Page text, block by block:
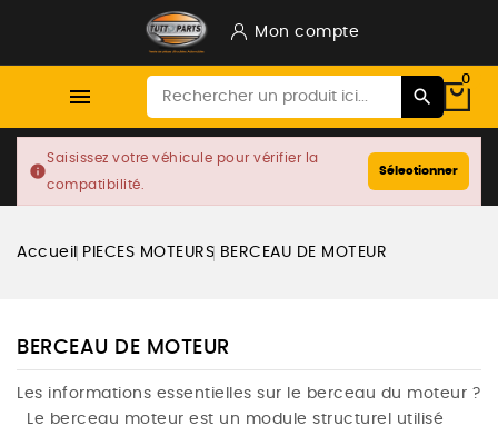
Mon compte

0
info
Saisissez votre véhicule pour vérifier la
compatibilité.
Sélectionner
Accueil PIECES MOTEURS BERCEAU DE MOTEUR
BERCEAU DE MOTEUR
Les informations essentielles sur le berceau du moteur ?
Le berceau moteur est un module structurel utilisé